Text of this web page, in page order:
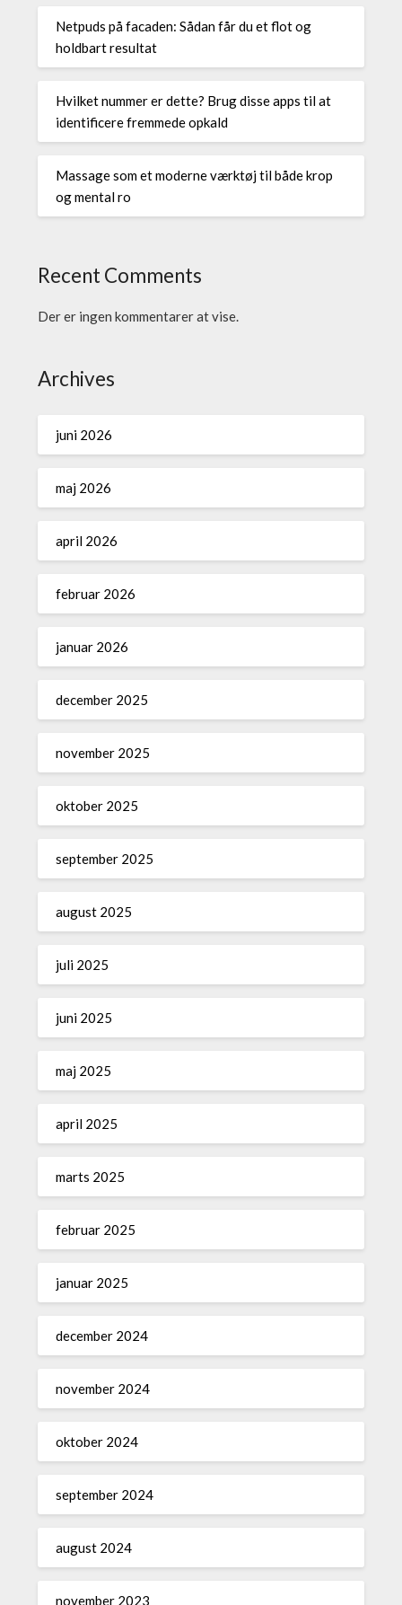
Netpuds på facaden: Sådan får du et flot og
holdbart resultat
Hvilket nummer er dette? Brug disse apps til at
identificere fremmede opkald
Massage som et moderne værktøj til både krop
og mental ro
Recent Comments
Der er ingen kommentarer at vise.
Archives
juni 2026
maj 2026
april 2026
februar 2026
januar 2026
december 2025
november 2025
oktober 2025
september 2025
august 2025
juli 2025
juni 2025
maj 2025
april 2025
marts 2025
februar 2025
januar 2025
december 2024
november 2024
oktober 2024
september 2024
august 2024
november 2023